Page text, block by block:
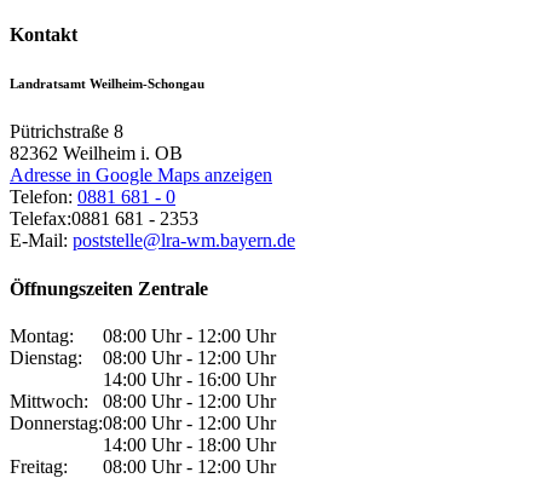
Kontakt
Landratsamt Weilheim-Schongau
Pütrichstraße 8
82362 Weilheim i. OB
Adresse in Google Maps anzeigen
Telefon: 0881 681 - 0
Telefax:0881 681 - 2353
E-Mail: poststelle@lra-wm.bayern.de
Öffnungszeiten Zentrale
Montag:
08:00 Uhr - 12:00 Uhr
Dienstag:
08:00 Uhr - 12:00 Uhr
14:00 Uhr - 16:00 Uhr
Mittwoch:
08:00 Uhr - 12:00 Uhr
Donnerstag:08:00 Uhr - 12:00 Uhr
14:00 Uhr - 18:00 Uhr
Freitag:
08:00 Uhr - 12:00 Uhr